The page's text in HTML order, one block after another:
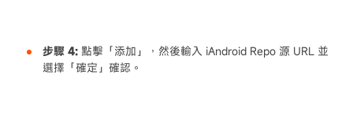
步驟 4: 點擊「添加」，然後輸入 iAndroid Repo 源 URL 並
選擇「確定」確認。